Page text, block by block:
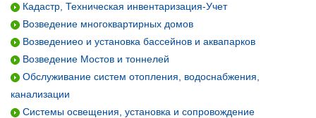
Кадастр, Техническая инвентаризация-Учет
Возведение многоквартирных домов
Возведениео и установка бассейнов и аквапарков
Возведение Мостов и тоннелей
Обслуживание систем отопления, водоснабжения,
канализации
Системы освещения, установка и сопровождение